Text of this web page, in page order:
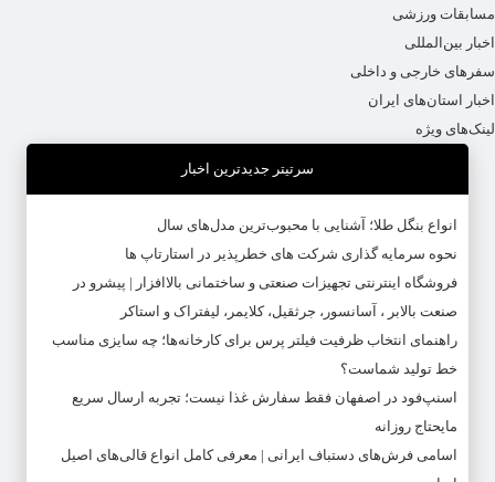
مسابقات ورزشی
اخبار بین‌المللی
سفرهای خارجی و داخلی
اخبار استان‌های ایران
لینک‌های ویژه
سرتیتر جدیدترین اخبار
انواع بنگل طلا؛ آشنایی با محبوب‌ترین مدل‌های سال
نحوه سرمایه‌ گذاری شرکت‌ های خطرپذیر در استارتاپ ها
فروشگاه اینترنتی تجهیزات صنعتی و ساختمانی بالاافزار | پیشرو در
صنعت بالابر ، آسانسور، جرثقیل، کلایمر، لیفتراک و استاکر
راهنمای انتخاب ظرفیت فیلتر پرس برای کارخانه‌ها؛ چه سایزی مناسب
خط تولید شماست؟
اسنپ‌فود در اصفهان فقط سفارش غذا نیست؛ تجربه ارسال سریع
مایحتاج روزانه
اسامی فرش‌های دستباف ایرانی | معرفی کامل انواع قالی‌های اصیل